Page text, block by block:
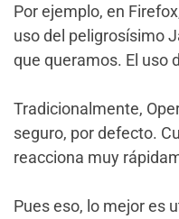
Por ejemplo, en
uso del peligrosísimo
que queramos. El uso
Tradicionalmente,
seguro, por defecto.
reacciona muy
Pues eso, lo mejor es